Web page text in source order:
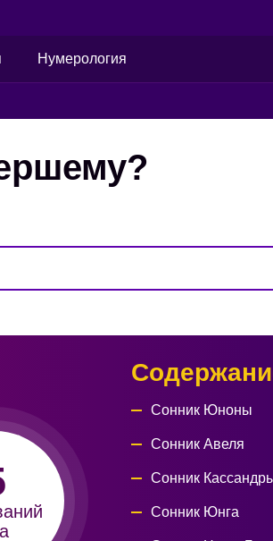
Нумерология
Сонник Юноны
Сонник Авеля
Сонник
Сонник Юнга